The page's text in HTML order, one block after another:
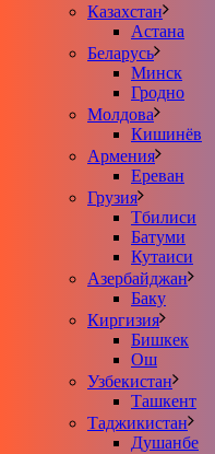
Казахстан
Астана
Беларусь
Минск
Гродно
Молдова
Кишинёв
Армения
Ереван
Грузия
Тбилиси
Батуми
Кутаиси
Азербайджан
Баку
Киргизия
Бишкек
Ош
Узбекистан
Ташкент
Таджикистан
Душанбе